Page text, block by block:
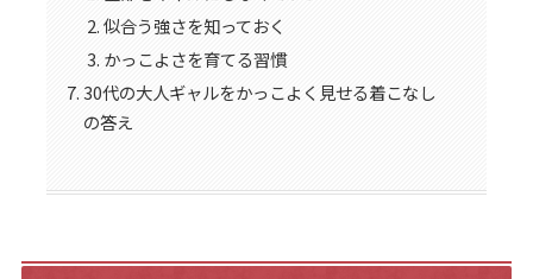
似合う強さを知っておく
かっこよさを育てる習慣
30代の大人ギャルをかっこよく見せる着こなし
の答え